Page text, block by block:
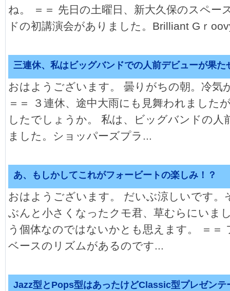
ね。 ＝＝ 先日の土曜日、新大久保のスペー
ドの初講演会がありました。Brilliant Gｒ
三連休、私はビッグバンドでの人前デビューが果た
おはようございます。 曇りがちの朝。冷気
＝＝ ３連休、途中大雨にも見舞われました
したでしょうか。 私は、ビッグバンドの人
ました。ショッパーズプラ...
あ、もしかしてこれがフォービートの楽しみ！？
おはようございます。 だいぶ涼しいです。
ぶんと小さくなったクモ君、草むらにいま
う個体なのではないかとも思えます。 ＝＝
ベースのリズムがあるのです...
Jazz型とPops型はあったけどClassic型プレゼンテ